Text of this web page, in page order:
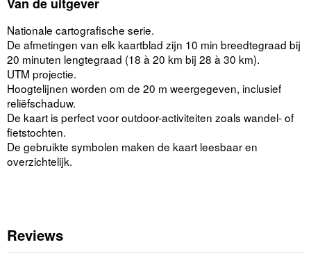
Nationale cartografische serie.
De afmetingen van elk kaartblad zijn 10 min breedtegraad bij
20 minuten lengtegraad (18 à 20 km bij 28 à 30 km).
UTM projectie.
Hoogtelijnen worden om de 20 m weergegeven, inclusief
reliëfschaduw.
De kaart is perfect voor outdoor-activiteiten zoals wandel- of
fietstochten.
De gebruikte symbolen maken de kaart leesbaar en
overzichtelijk.
Reviews